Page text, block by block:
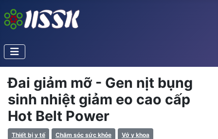
Đai giảm mỡ - Gen nịt bụng
sinh nhiệt giảm eo cao cấp
Hot Belt Power
Thiết bị y tế Chăm sóc sức khỏe Vớ y khoa